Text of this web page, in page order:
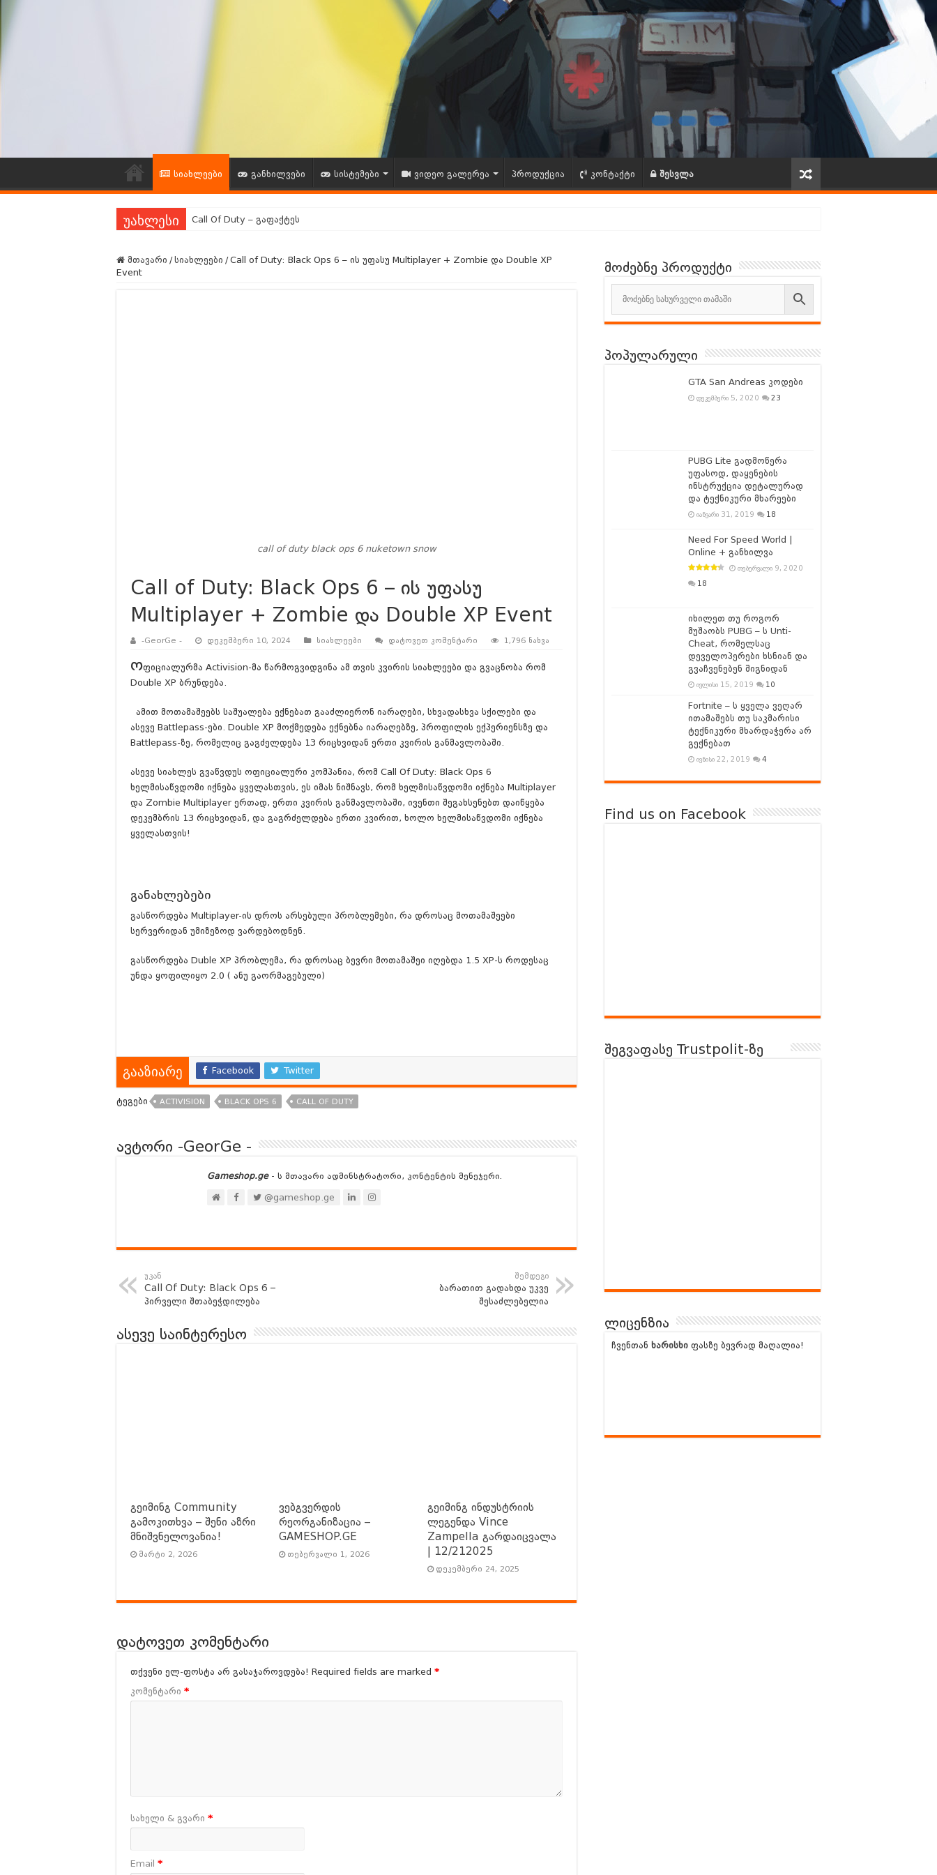
სიახლეები განხილვები სისტემები ვიდეო გალერეა პროდუქცია კონტაქტი შესვლა
უახლესი Call Of Duty – გაფაქტეს
ვებგვერდის რეორგანიზაცია – GAMESHOP.GE
მთავარი / სიახლეები / Call of Duty: Black Ops 6 – ის უფასუ Multiplayer + Zombie და Double XP
Event
call of duty black ops 6 nuketown snow
Call of Duty: Black Ops 6 – ის უფასუ
Multiplayer + Zombie და Double XP Event
-GeorGe - დეკემბერი 10, 2024 სიახლეები დატოვეთ კომენტარი 1,796 ნახვა
ოფიციალურმა Activision-მა წარმოგვიდგინა ამ თვის კვირის სიახლეები და გვაცნობა რომ
Double XP ბრუნდება.
ამით მოთამაშეებს საშუალება ექნებათ გააძლიერონ იარაღები, სხვადასხვა სქილები და
ასევე Battlepass-ები. Double XP მოქმედება ექნებნა იარაღებზე, პროფილის ექპერიენსზე და
Battlepass-ზე, რომელიც გაგძელდება 13 რიცხვიდან ერთი კვირის განმავლობაში.
ასევე სიახლეს გვაწვდუს ოფიციალური კომპანია, რომ Call Of Duty: Black Ops 6
ხელმისაწვდომი იქნება ყველასთვის, ეს იმას ნიშნავს, რომ ხელმისაწვდომი იქნება Multiplayer
და Zombie Multiplayer ერთად, ერთი კვირის განმავლობაში, ივენთი შეგახსენებთ დაიწყება
დეკემბრის 13 რიცხვიდან, და გაგრძელდება ერთი კვირით, ხოლო ხელმისაწვდომი იქნება
ყველასთვის!
განახლებები
გასწორდება Multiplayer-ის დროს არსებული პრობლემები, რა დროსაც მოთამაშეები
სერვერიდან უმიზეზოდ ვარდებოდნენ.
გასწორდება Duble XP პრობლემა, რა დროსაც ბევრი მოთამაშეი იღებდა 1.5 XP-ს როდესაც
უნდა ყოფილიყო 2.0 ( ანუ გაორმაგებული)
გააზიარე Facebook Twitter
ტეგები ACTIVISION BLACK OPS 6 CALL OF DUTY
ავტორი -GeorGe -
Gameshop.ge- ს მთავარი ადმინსტრატორი, კონტენტის მენეჯერი.
@gameshop.ge
უკან
Call Of Duty: Black Ops 6 –
პირველი შთაბეჭდილება
შემდეგი
ბარათით გადახდა უკვე
შესაძლებელია
ასევე საინტერესო
გეიმინგ Community
გამოკითხვა – შენი აზრი
მნიშვნელოვანია!
მარტი 2, 2026
ვებგვერდის
რეორგანიზაცია –
GAMESHOP.GE
თებერვალი 1, 2026
გეიმინგ ინდუსტრიის
ლეგენდა Vince
Zampella გარდაიცვალა
| 12/212025
დეკემბერი 24, 2025
დატოვეთ კომენტარი
თქვენი ელ-ფოსტა არ გასაჯაროვდება! Required fields are marked *
კომენტარი *
სახელი & გვარი *
Email *
მოძებნე პროდუქტი
პოპულარული
GTA San Andreas კოდები
დეკემბერი 5, 2020 23
PUBG Lite გადმოწერა
უფასოდ, დაყენების
ინსტრუქცია დეტალურად
და ტექნიკური მხარეები
იანვარი 31, 2019 18
Need For Speed World |
Online + განხილვა
თებერვალი 9, 2020
18
იხილეთ თუ როგორ
მუშაობს PUBG – ს Unti-
Cheat, რომელსაც
დეველოპერები ხსნიან და
გვაჩვენებენ შიგნიდან
ივლისი 15, 2019 10
Fortnite – ს ყველა ვეღარ
ითამაშებს თუ საკმარისი
ტექნიკური მხარდაჭერა არ
გექნებათ
ივნისი 22, 2019 4
Find us on Facebook
შეგვაფასე Trustpolit-ზე
ლიცენზია
ჩვენთან ხარისხი ფასზე ბევრად მაღალია!